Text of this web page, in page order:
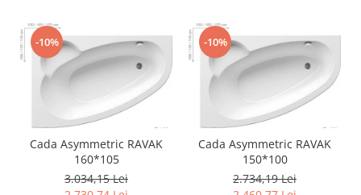
-10%
Cada Asymmetric RAVAK
160*105
3.034,15 Lei
-10%
Cada Asymmetric RAVAK
150*100
2.734,19 Lei